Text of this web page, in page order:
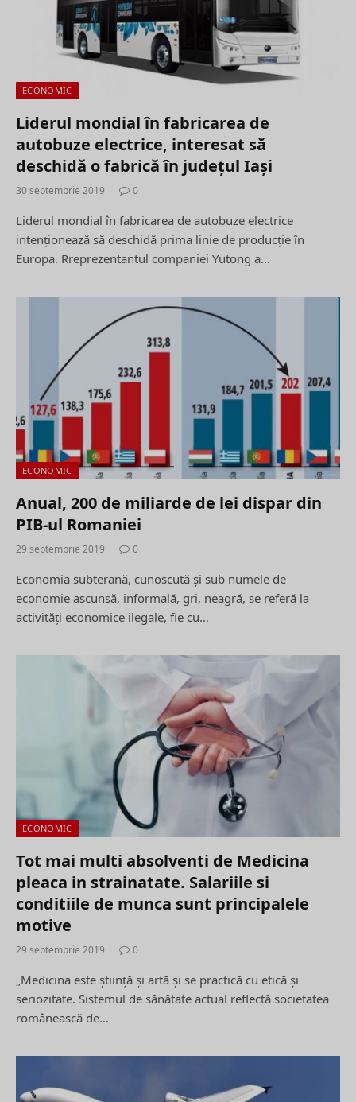
ECONOMIC
Liderul mondial în fabricarea de
autobuze electrice, interesat să
deschidă o fabrică în județul Iași
30 septembrie 2019 0
Liderul mondial în fabricarea de autobuze electrice
intenţionează să deschidă prima linie de producţie în
Europa. Rreprezentantul companiei Yutong a…
ECONOMIC
Anual, 200 de miliarde de lei dispar din
PIB-ul Romaniei
29 septembrie 2019 0
Economia subterană, cunoscută şi sub numele de
economie ascunsă, informală, gri, neagră, se referă la
activităţi economice ilegale, fie cu…
ECONOMIC
Tot mai multi absolventi de Medicina
pleaca in strainatate. Salariile si
conditiile de munca sunt principalele
motive
29 septembrie 2019 0
„Medicina este ştiinţă şi artă şi se practică cu etică şi
seriozitate. Sistemul de sănătate actual reflectă societatea
românească de…